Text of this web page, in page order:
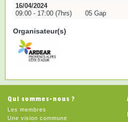
16/04/2024
09:00 - 17:00 (7hrs)
05 Gap
Organisateur(s)
Qui sommes-nous ?
Les membres
Une vision commune